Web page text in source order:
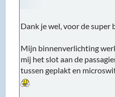
Dank je wel, voor de super
Mijn binnenverlichting
mij het slot aan de
tussen geplakt en